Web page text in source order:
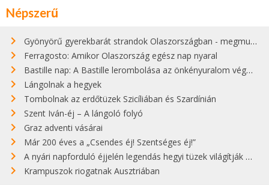
Népszerű
Gyönyörű gyerekbarát strandok Olaszországban - megmutatjuk a 15 legjobbat
Ferragosto: Amikor Olaszország egész nap nyaral
Bastille nap: A Bastille lerombolása az önkényuralom végét jelentette
Lángolnak a hegyek
Tombolnak az erdőtüzek Szicíliában és Szardínián
Szent Iván-éj – A lángoló folyó
Graz adventi vásárai
Már 200 éves a „Csendes éj! Szentséges éj!”
A nyári napforduló éjjelén legendás hegyi tüzek világítják meg Zugspitzét
Krampuszok riogatnak Ausztriában